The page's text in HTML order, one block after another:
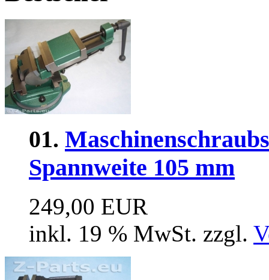
01.
Spannweite 105 mm
249,00 EUR
inkl. 19 % MwSt. zzgl.